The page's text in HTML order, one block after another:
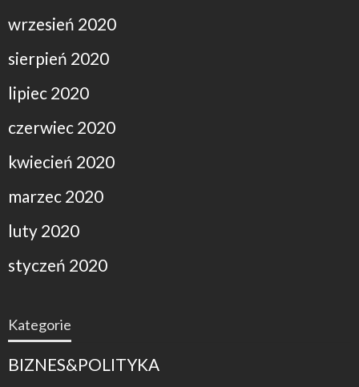
wrzesień 2020
sierpień 2020
lipiec 2020
czerwiec 2020
kwiecień 2020
marzec 2020
luty 2020
styczeń 2020
Kategorie
BIZNES&POLITYKA